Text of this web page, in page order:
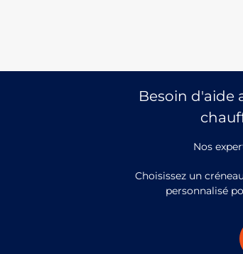
Besoin d'aide
Nos
Choisissez un
personnalisé